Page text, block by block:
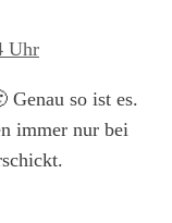
Uhr
Genau so ist es.
immer nur bei